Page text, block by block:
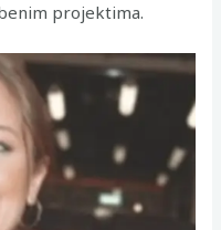
projektima.